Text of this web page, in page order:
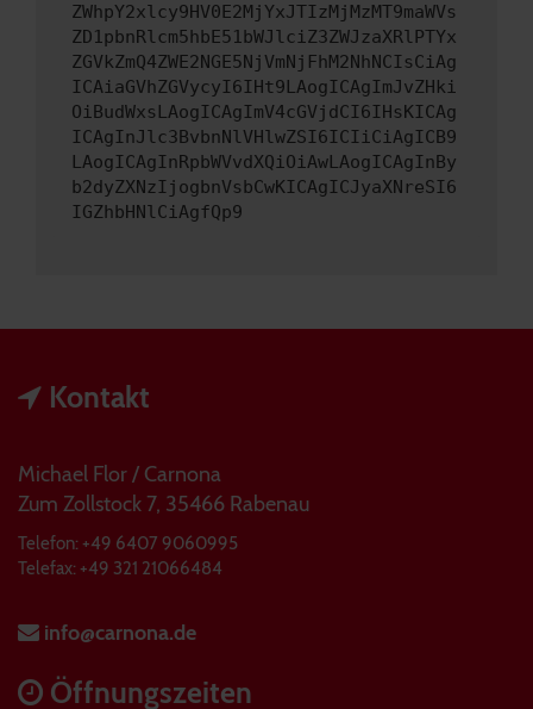
ZWhpY2xlcy9HV0E2MjYxJTIzMjMzMT9maWVs
ZD1pbnRlcm5hbE51bWJlciZ3ZWJzaXRlPTYx
ZGVkZmQ4ZWE2NGE5NjVmNjFhM2NhNCIsCiAg
ICAiaGVhZGVycyI6IHt9LAogICAgImJvZHki
OiBudWxsLAogICAgImV4cGVjdCI6IHsKICAg
ICAgInJlc3BvbnNlVHlwZSI6ICIiCiAgICB9
LAogICAgInRpbWVvdXQiOiAwLAogICAgInBy
b2dyZXNzIjogbnVsbCwKICAgICJyaXNreSI6
IGZhbHNlCiAgfQp9
Kontakt
Michael Flor / Carnona
Zum Zollstock 7, 35466 Rabenau
Telefon: +49 6407 9060995
Telefax: +49 321 21066484
info@carnona.de
Öffnungszeiten